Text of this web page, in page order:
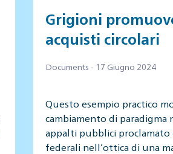
Grigioni
acquisti circolari
Documents - 17 Giugno 2024
Questo esempio practico
cambiamento di
appalti pubblici proclamato
federali nell’ottica di una